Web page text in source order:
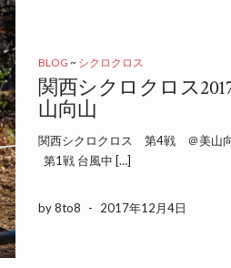
BLOG ~ シクロクロス
関西シクロクロス
山向山
関西シクロクロス 第4戦 ＠美山向
第1戦 台風中 […]
by 8to8 - 2017年12月4日